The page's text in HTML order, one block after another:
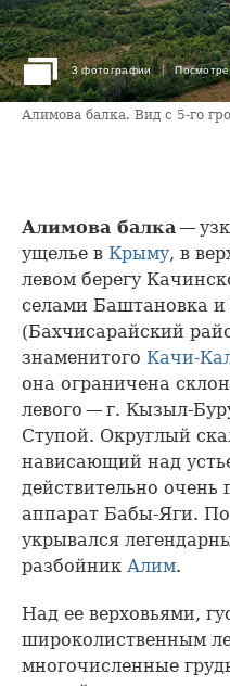
3 фотографии
Алимова балка. Вид с 5-го
Алимова балка —
ущелье в Крыму, в
левом берегу
селами Баштановка
(Бахчисарайский
знаменитого Качи-
она ограничена
левого — г. Кызыл-
Ступой. Округлый
нависающий над
действительно
аппарат Бабы-Яги.
укрывался
разбойник Алим.
Над ее верховьями,
широколиственным
многочисленные